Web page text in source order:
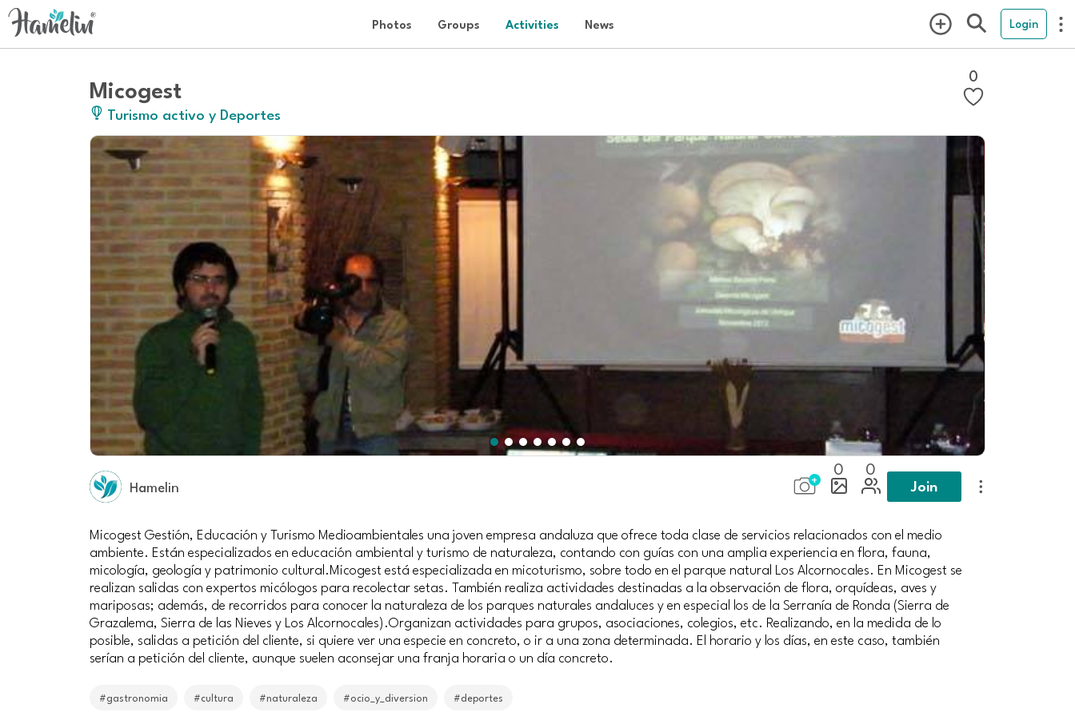
Photos Groups Activities News Login
Micogest
Turismo activo y Deportes
0
Hamelin
0 0
Join
Micogest Gestión, Educación y Turismo Medioambientales una joven empresa andaluza que ofrece toda clase de servicios relacionados con el medio
ambiente. Están especializados en educación ambiental y turismo de naturaleza, contando con guías con una amplia experiencia en flora, fauna,
micología, geología y patrimonio cultural.Micogest está especializada en micoturismo, sobre todo en el parque natural Los Alcornocales. En Micogest se
realizan salidas con expertos micólogos para recolectar setas. También realiza actividades destinadas a la observación de flora, orquídeas, aves y
mariposas; además, de recorridos para conocer la naturaleza de los parques naturales andaluces y en especial los de la Serranía de Ronda (Sierra de
Grazalema, Sierra de las Nieves y Los Alcornocales).Organizan actividades para grupos, asociaciones, colegios, etc. Realizando, en la medida de lo
posible, salidas a petición del cliente, si quiere ver una especie en concreto, o ir a una zona determinada. El horario y los días, en este caso, también
serían a petición del cliente, aunque suelen aconsejar una franja horaria o un día concreto.
#gastronomia #cultura #naturaleza #ocio_y_diversion #deportes